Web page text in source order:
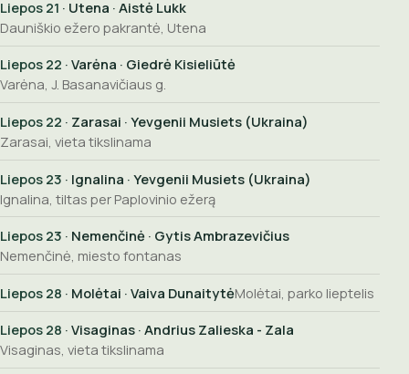
Liepos 21 · Utena · Aistė Lukk
Dauniškio ežero pakrantė, Utena
Liepos 22 · Varėna · Giedrė Kisieliūtė
Varėna, J. Basanavičiaus g.
Liepos 22 · Zarasai · Yevgenii Musiets (Ukraina)
Zarasai, vieta tikslinama
Liepos 23 · Ignalina · Yevgenii Musiets (Ukraina)
Ignalina, tiltas per Paplovinio ežerą
Liepos 23 · Nemenčinė · Gytis Ambrazevičius
Nemenčinė, miesto fontanas
Liepos 28 · Molėtai · Vaiva DunaitytėMolėtai, parko lieptelis
Liepos 28 · Visaginas · Andrius Zalieska - Zala
Visaginas, vieta tikslinama